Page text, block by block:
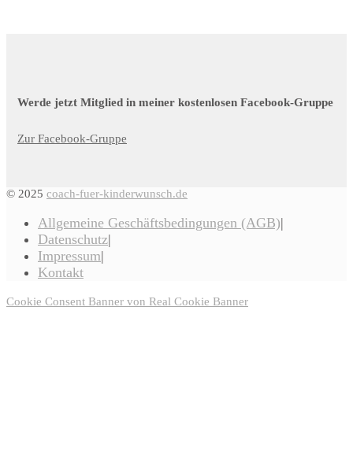
Werde jetzt Mitglied in meiner kostenlosen Facebook-Gruppe
Zur Facebook-Gruppe
© 2025 coach-fuer-kinderwunsch.de
Allgemeine Geschäftsbedingungen (AGB)
Datenschutz
Impressum
Kontakt
Cookie Consent Banner von Real Cookie Banner